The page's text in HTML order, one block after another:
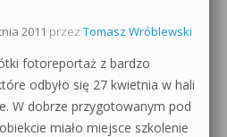
2011 przez Tomasz Wróblewski
fotoreportaż z bardzo
odbyło się 27 kwietnia w hali
W dobrze przygotowanym pod
miało miejsce szkolenie